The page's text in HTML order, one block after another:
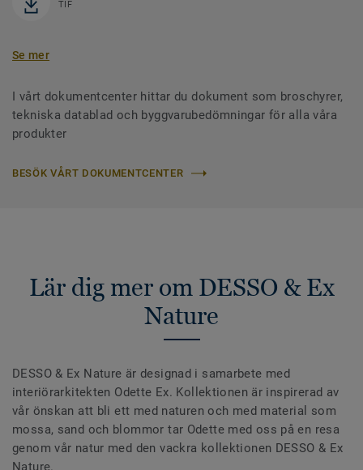
TIF
Se mer
I vårt dokumentcenter hittar du dokument som broschyrer,
tekniska datablad och byggvarubedömningar för alla våra
produkter
BESÖK VÅRT DOKUMENTCENTER
Lär dig mer om DESSO & Ex
Nature
DESSO & Ex Nature är designad i samarbete med
interiörarkitekten Odette Ex. Kollektionen är inspirerad av
vår önskan att bli ett med naturen och med material som
mossa, sand och blommor tar Odette med oss på en resa
genom vår natur med den vackra kollektionen DESSO & Ex
Nature.